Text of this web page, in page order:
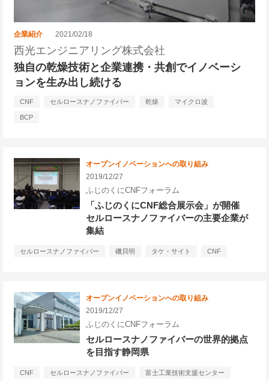
企業紹介 2021/02/18
西光エンジニアリング株式会社
独自の乾燥技術と企業連携・共創でイノベーシ
ョンを生み出し続ける
CNF セルロースナノファイバー 乾燥 マイクロ波
BCP
オープンイノベーションへの取り組み
2019/12/27
ふじのくにCNFフォーラム
「ふじのくにCNF総合展示会」が開催
セルロースナノファイバーの主要企業が
集結
セルロースナノファイバー 磯貝明 タケ・サイト CNF
オープンイノベーションへの取り組み
2019/12/27
ふじのくにCNFフォーラム
セルロースナノファイバーの世界的拠点
を目指す静岡県
CNF セルロースナノファイバー 富士工業技術支援センター